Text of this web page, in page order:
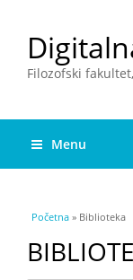
Filozofski
Menu
You are here
Početna » Biblioteka